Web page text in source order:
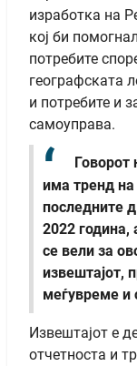
изработка на
кој би
потребите
географската
и потребите и
самоуправа.
има тренд
последните
2022 година,
се вели за
извештајот,
меѓувреме и
Извештајот е
отчетноста и